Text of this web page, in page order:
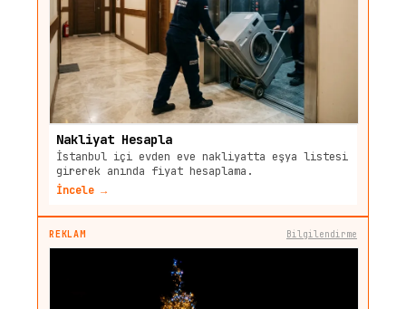
Nakliyat Hesapla
İstanbul içi evden eve nakliyatta eşya listesi
girerek anında fiyat hesaplama.
İncele →
REKLAM Bilgilendirme